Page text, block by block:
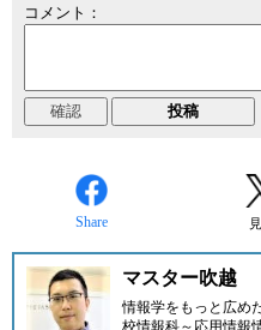
コメント：
Share
マスター吹越
情報学をもっと広め
校情報科～応用情報